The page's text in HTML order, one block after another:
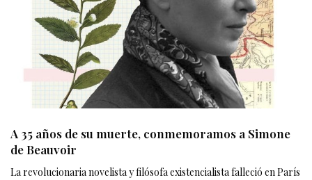
A 35 años de su muerte, conmemoramos a Simone
de Beauvoir
La revolucionaria novelista y filósofa existencialista falleció en París